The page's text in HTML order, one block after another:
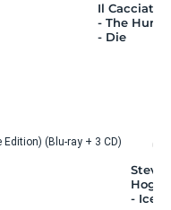
Il
- The
- Die
Steve
- Ice